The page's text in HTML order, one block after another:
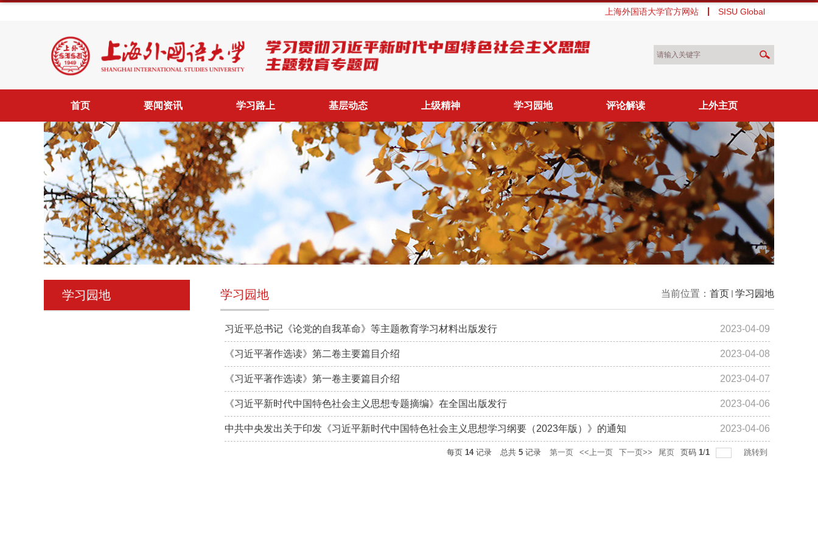
上海外国语大学官方网站 SISU Global
首页 要闻资讯 学习路上 基层动态 上级精神 学习园地 评论解读 上外主页
学习园地 当前位置： 首页 学习园地
学习园地
习近平总书记《论党的自我革命》等主题教育学习材料出版发行 2023-04-09
《习近平著作选读》第二卷主要篇目介绍 2023-04-08
《习近平著作选读》第一卷主要篇目介绍 2023-04-07
《习近平新时代中国特色社会主义思想专题摘编》在全国出版发行 2023-04-06
中共中央发出关于印发《习近平新时代中国特色社会主义思想学习纲要（2023年版）》的通知 2023-04-06
每页 14记录 总共 5 记录 第一页 <<上一页 下一页>> 尾页 页码 1/1 跳转到